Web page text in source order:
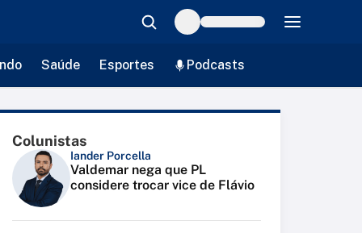
Saúde Esportes Podcasts
Colunistas
Iander Porcella
Valdemar nega que PL
considere trocar vice de Flávio